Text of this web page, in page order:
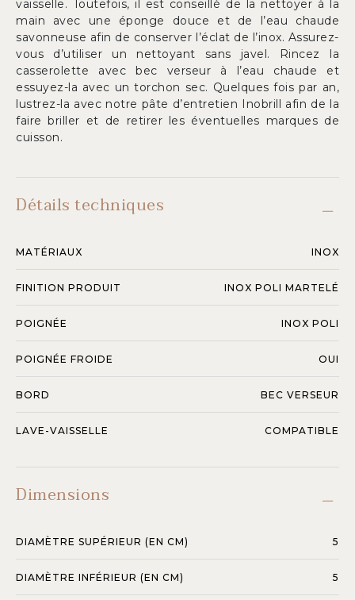
vaisselle. Toutefois, il est conseillé de la nettoyer à la
main avec une éponge douce et de l’eau chaude
savonneuse afin de conserver l’éclat de l’inox. Assurez-
vous d’utiliser un nettoyant sans javel. Rincez la
casserolette avec bec verseur à l’eau chaude et
essuyez-la avec un torchon sec. Quelques fois par an,
lustrez-la avec notre pâte d’entretien Inobrill afin de la
faire briller et de retirer les éventuelles marques de
cuisson.
Détails techniques
MATÉRIAUX INOX
FINITION PRODUIT INOX POLI MARTELÉ
POIGNÉE INOX POLI
POIGNÉE FROIDE OUI
BORD BEC VERSEUR
LAVE-VAISSELLE COMPATIBLE
Dimensions
DIAMÈTRE SUPÉRIEUR (EN CM) 5
DIAMÈTRE INFÉRIEUR (EN CM) 5